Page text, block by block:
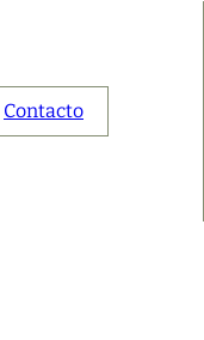
Contacto